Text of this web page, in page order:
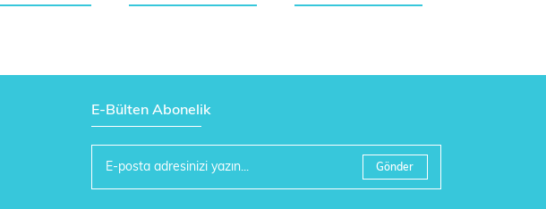
E-Bülten Abonelik
Gönder